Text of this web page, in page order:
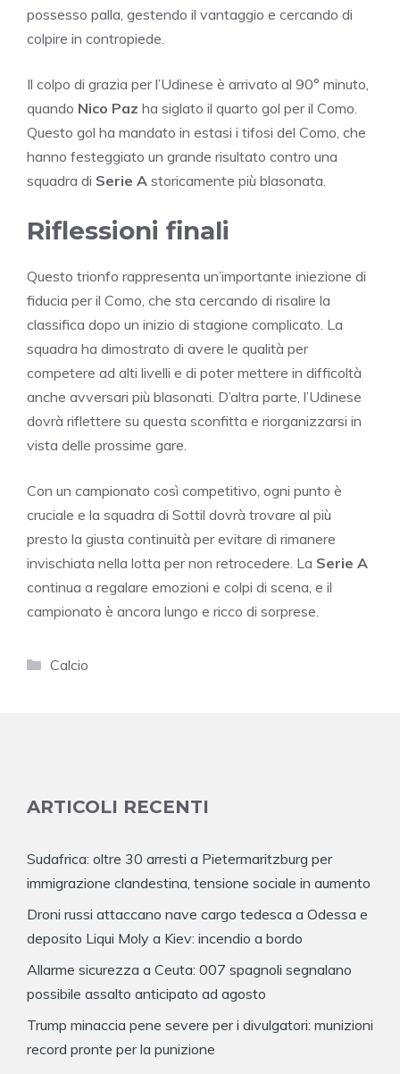
possesso palla, gestendo il vantaggio e cercando di
colpire in contropiede.
Il colpo di grazia per l’Udinese è arrivato al 90° minuto,
quando Nico Paz ha siglato il quarto gol per il Como.
Questo gol ha mandato in estasi i tifosi del Como, che
hanno festeggiato un grande risultato contro una
squadra di Serie A storicamente più blasonata.
Riflessioni finali
Questo trionfo rappresenta un’importante iniezione di
fiducia per il Como, che sta cercando di risalire la
classifica dopo un inizio di stagione complicato. La
squadra ha dimostrato di avere le qualità per
competere ad alti livelli e di poter mettere in difficoltà
anche avversari più blasonati. D’altra parte, l’Udinese
dovrà riflettere su questa sconfitta e riorganizzarsi in
vista delle prossime gare.
Con un campionato così competitivo, ogni punto è
cruciale e la squadra di Sottil dovrà trovare al più
presto la giusta continuità per evitare di rimanere
invischiata nella lotta per non retrocedere. La Serie A
continua a regalare emozioni e colpi di scena, e il
campionato è ancora lungo e ricco di sorprese.
Categorie
Calcio
ARTICOLI RECENTI
Sudafrica: oltre 30 arresti a Pietermaritzburg per
immigrazione clandestina, tensione sociale in aumento
Droni russi attaccano nave cargo tedesca a Odessa e
deposito Liqui Moly a Kiev: incendio a bordo
Allarme sicurezza a Ceuta: 007 spagnoli segnalano
possibile assalto anticipato ad agosto
Trump minaccia pene severe per i divulgatori: munizioni
record pronte per la punizione